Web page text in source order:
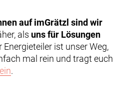
auf imGrätzl sind wir
als uns für Lösungen
Energieteiler ist unser Weg,
mal rein und tragt euch
.